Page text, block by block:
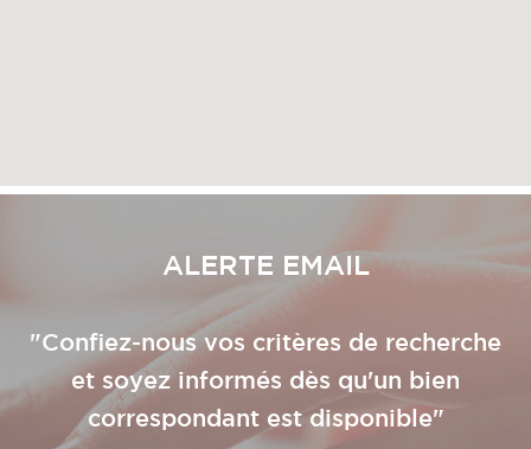
ALERTE EMAIL
"Confiez-nous vos critères de recherche
et soyez informés dès qu'un bien
correspondant est disponible"